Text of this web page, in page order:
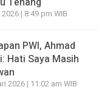
| 8:49 pm WIB
PWI, Ahmad
Hati Saya Masih
2026 | 11:02 am WIB